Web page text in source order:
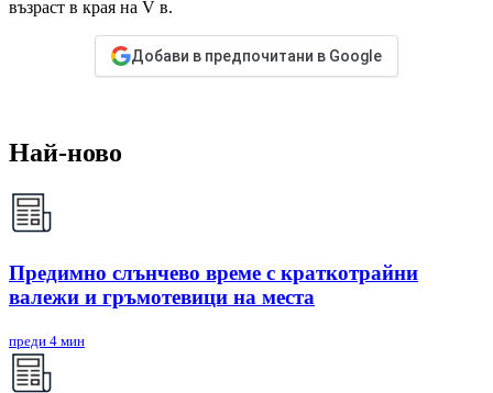
възраст в края на V в.
Добави в предпочитани в Google
Най-ново
Предимно слънчево време с краткотрайни
валежи и гръмотевици на места
преди 4 мин